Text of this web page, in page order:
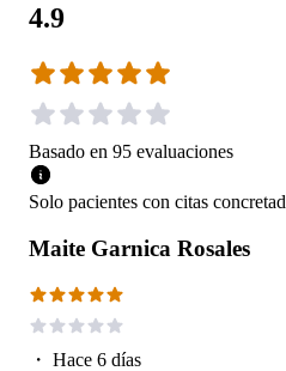
4.9
Basado en 95 evaluaciones
Solo pacientes con citas
Maite Garnica Rosales
・ Hace 6 días